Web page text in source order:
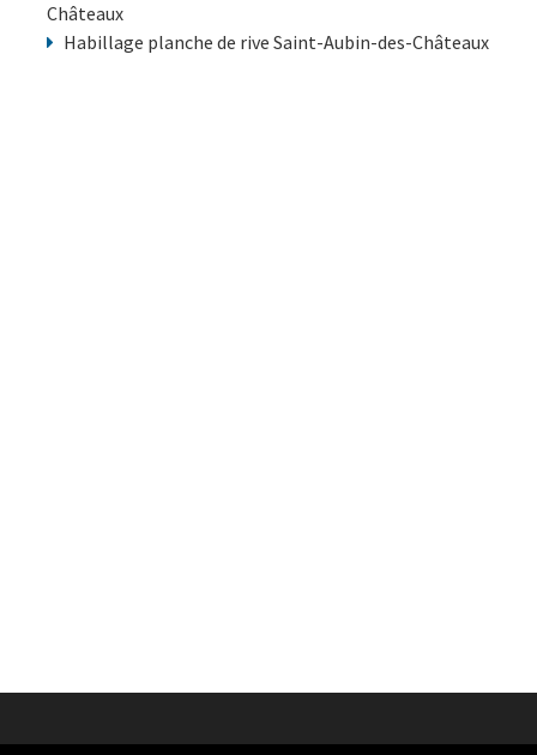
Châteaux
Habillage planche de rive Saint-Aubin-des-Châteaux